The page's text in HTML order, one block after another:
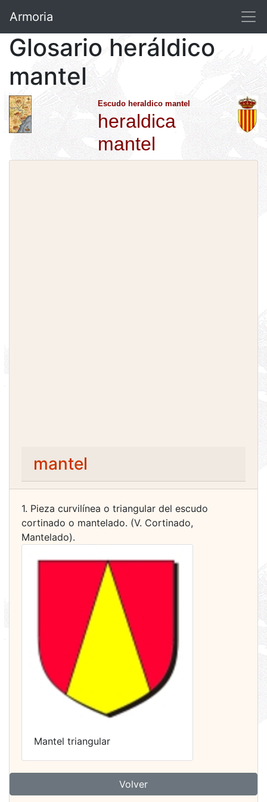
Armoria
Glosario heráldico
mantel
Escudo heraldico mantel
heraldica
mantel
mantel
1. Pieza curvilínea o triangular del escudo
cortinado o mantelado. (V. Cortinado,
Mantelado).
Mantel triangular
Volver